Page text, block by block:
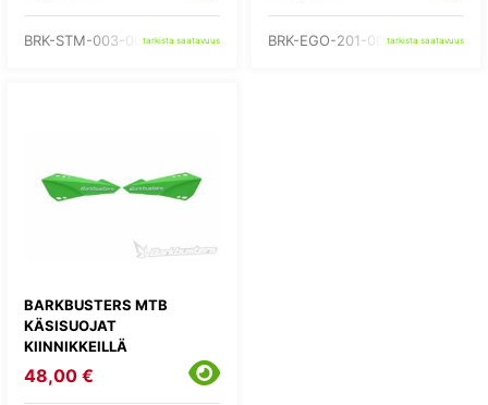
BRK-STM-003-00-BKtarkista saatavuus BRK-EGO-201-00-GRtarkista saatavuus
BARKBUSTERS MTB
KÄSISUOJAT
KIINNIKKEILLÄ
48,00 €